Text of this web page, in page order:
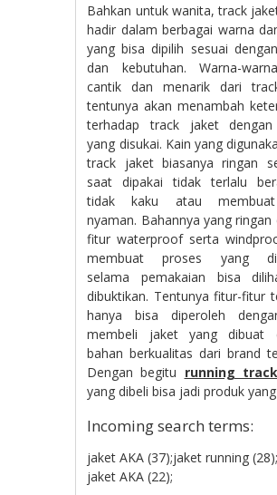
Bahkan untuk wanita, track
hadir dalam berbagai warna
yang bisa dipilih sesuai
dan kebutuhan. Warna-
cantik dan menarik dari
tentunya akan menambah
terhadap track jaket
yang disukai. Kain yang
track jaket biasanya ringan
saat dipakai tidak terlalu
tidak kaku atau
nyaman. Bahannya yang ringan
fitur waterproof serta
membuat proses yang
selama pemakaian bisa
dibuktikan. Tentunya fitur-fitur
hanya bisa diperoleh
membeli jaket yang dibuat
bahan berkualitas dari brand
Dengan begitu running
yang dibeli bisa jadi produk
Incoming search terms:
jaket AKA (37);jaket running
jaket AKA (22);